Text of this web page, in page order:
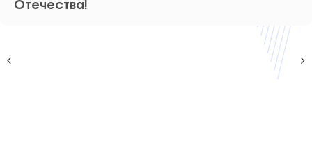
Христовым!